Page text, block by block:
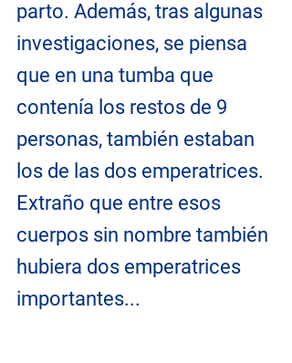
parto. Además, tras algunas
investigaciones, se piensa
que en una tumba que
contenía los restos de 9
personas, también estaban
los de las dos emperatrices.
Extraño que entre esos
cuerpos sin nombre también
hubiera dos emperatrices
importantes...